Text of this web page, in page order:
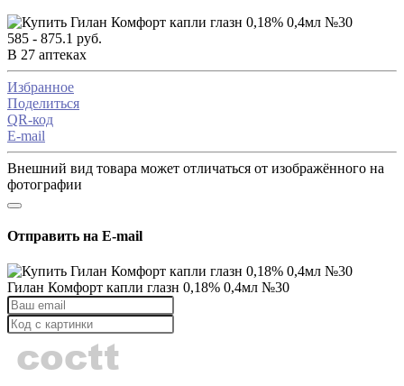
585 - 875.1 руб.
В 27 аптеках
Избранное
Поделиться
QR-код
E-mail
Внешний вид товара может отличаться от изображённого на
фотографии
Отправить на E-mail
Гилан Комфорт капли глазн 0,18% 0,4мл №30